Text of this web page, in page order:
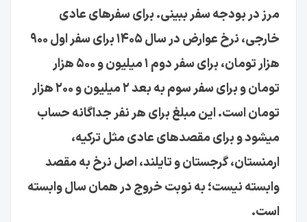
مرز در بودجه سفر ببینی. برای سفرهای عادی
خارجی، نرخ عوارض در سال ۱۴۰۵ برای سفر اول ۹۰۰
هزار تومان، برای سفر دوم ۱ میلیون و ۵۰۰ هزار
تومان و برای سفر سوم به بعد ۲ میلیون و ۲۰۰ هزار
تومان است. این مبلغ برای هر نفر جداگانه حساب
میشود و برای مقصدهای عادی مثل ترکیه،
ارمنستان، گرجستان و تایلند، اصل نرخ به مقصد
وابسته نیست؛ به نوبت خروج در همان سال وابسته
است.